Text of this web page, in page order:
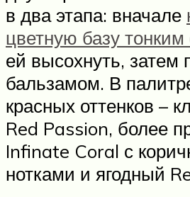
в два этапа: вначале
цветную базу
ей высохнуть, затем
бальзамом. В
красных оттенков –
Red Passion, более
Infinate Coral с
нотками и ягодный